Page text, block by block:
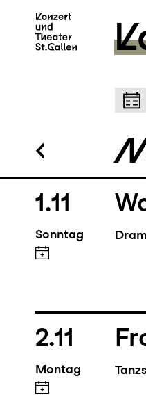
Zum
The
1.11
Sonntag
2.11
Montag